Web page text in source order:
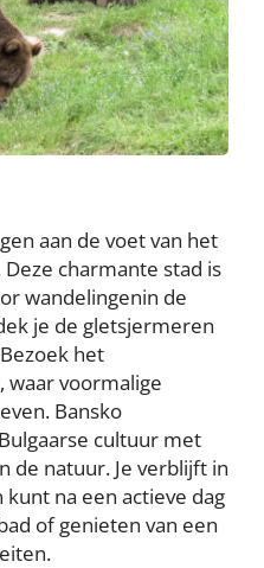
aan de voet van het
Deze charmante stad is
wandelingenin de
je de gletsjermeren
het
waar voormalige
Bansko
cultuur met
de natuur. Je verblijft in
na een actieve dag
of genieten van een